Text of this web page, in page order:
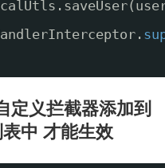
定义拦截器添加到
中 才能生效